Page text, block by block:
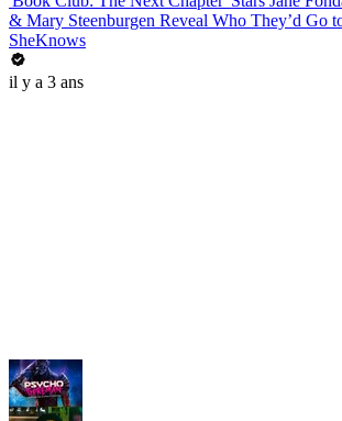
& Mary Steenburgen Reveal Who They’d Go
SheKnows
il y a 3 ans